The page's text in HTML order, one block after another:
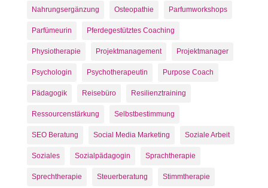
Nahrungsergänzung Osteopathie Parfumworkshops
Parfümeurin Pferdegestütztes Coaching
Physiotherapie Projektmanagement Projektmanager
Psychologin Psychotherapeutin Purpose Coach
Pädagogik Reisebüro Resilienztraining
Ressourcenstärkung Selbstbestimmung
SEO Beratung Social Media Marketing Soziale Arbeit
Soziales Sozialpädagogin Sprachtherapie
Sprechtherapie Steuerberatung Stimmtherapie